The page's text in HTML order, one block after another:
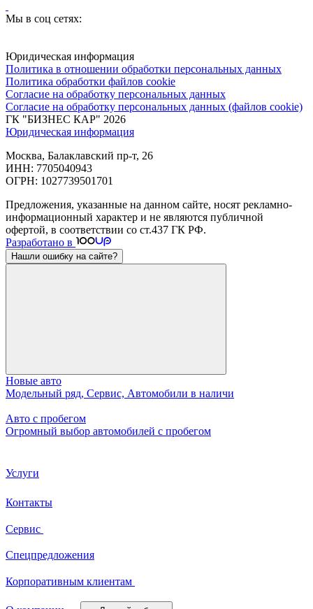
Мы в соц сетях:
Юридическая информация
Политика в отношении обработки персональных данных
Политика обработки файлов cookie
Согласие на обработку персональных данных
Согласие на обработку персональных данных (файлов cookie)
ГК "БИЗНЕС КАР" 2026
Юридическая информация
Москва, Балаклавский пр-т, 26
ИНН: 7705040943
ОГРН: 1027739501701
Предложения, указанные на данном сайте, носят рекламно-
информационный характер и не являются публичной
офертой, в соответствии со ст.437 ГК РФ.
Разработано в
Нашли ошибку на сайте?
Новые авто
Модельный ряд, Сервис, Автомобили в наличи
Авто с пробегом
Огромный выбор автомобилей с пробегом
Услуги
Контакты
Сервис
Спецпредложения
Корпоративным клиентам